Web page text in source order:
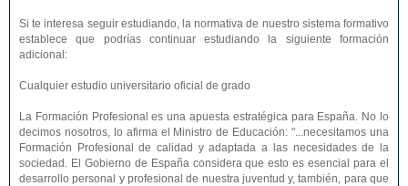
Si te interesa seguir estudiando, la normativa de nuestro sistema formativo
establece que podrías continuar estudiando la siguiente formación
adicional:
Cualquier estudio universitario oficial de grado
La Formación Profesional es una apuesta estratégica para España. No lo
decimos nosotros, lo afirma el Ministro de Educación: "...necesitamos una
Formación Profesional de calidad y adaptada a las necesidades de la
sociedad. El Gobierno de España considera que esto es esencial para el
desarrollo personal y profesional de nuestra juventud y, también, para que